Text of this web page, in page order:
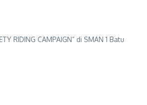
RIDING CAMPAIGN” di SMAN 1 Batu